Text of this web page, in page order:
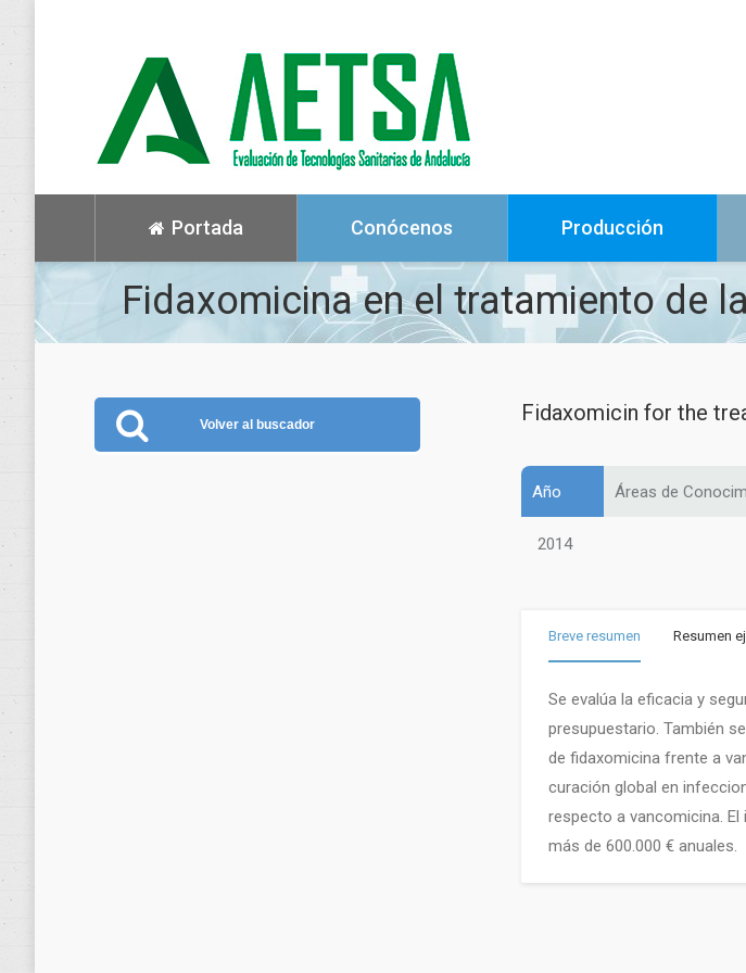
Portada Conócenos Producción
Fidaxomicina en el tratamiento de
Volver al buscador Fidaxomicin for the
Año Áreas de
2014
Breve resumen Resumen
Se evalúa la eficacia y
presupuestario. También
de fidaxomicina frente a
curación global en
respecto a vancomicina.
más de 600.000 € anuales.